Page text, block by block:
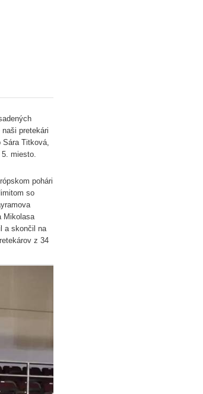
pretekári
Sára Titková,
miesto.
pohári
so
Mikolasa
a skončil na
z 34